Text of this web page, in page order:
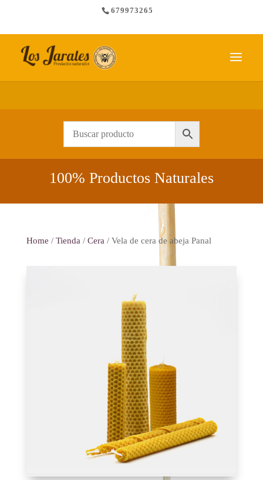
679973265
Envío gratis a partir de 65 €
100% Productos Naturales
Home / Tienda / Cera / Vela de cera de abeja Panal